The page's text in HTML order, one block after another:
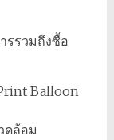
รรวมถึงซื้อ
Balloon
ดล้อม